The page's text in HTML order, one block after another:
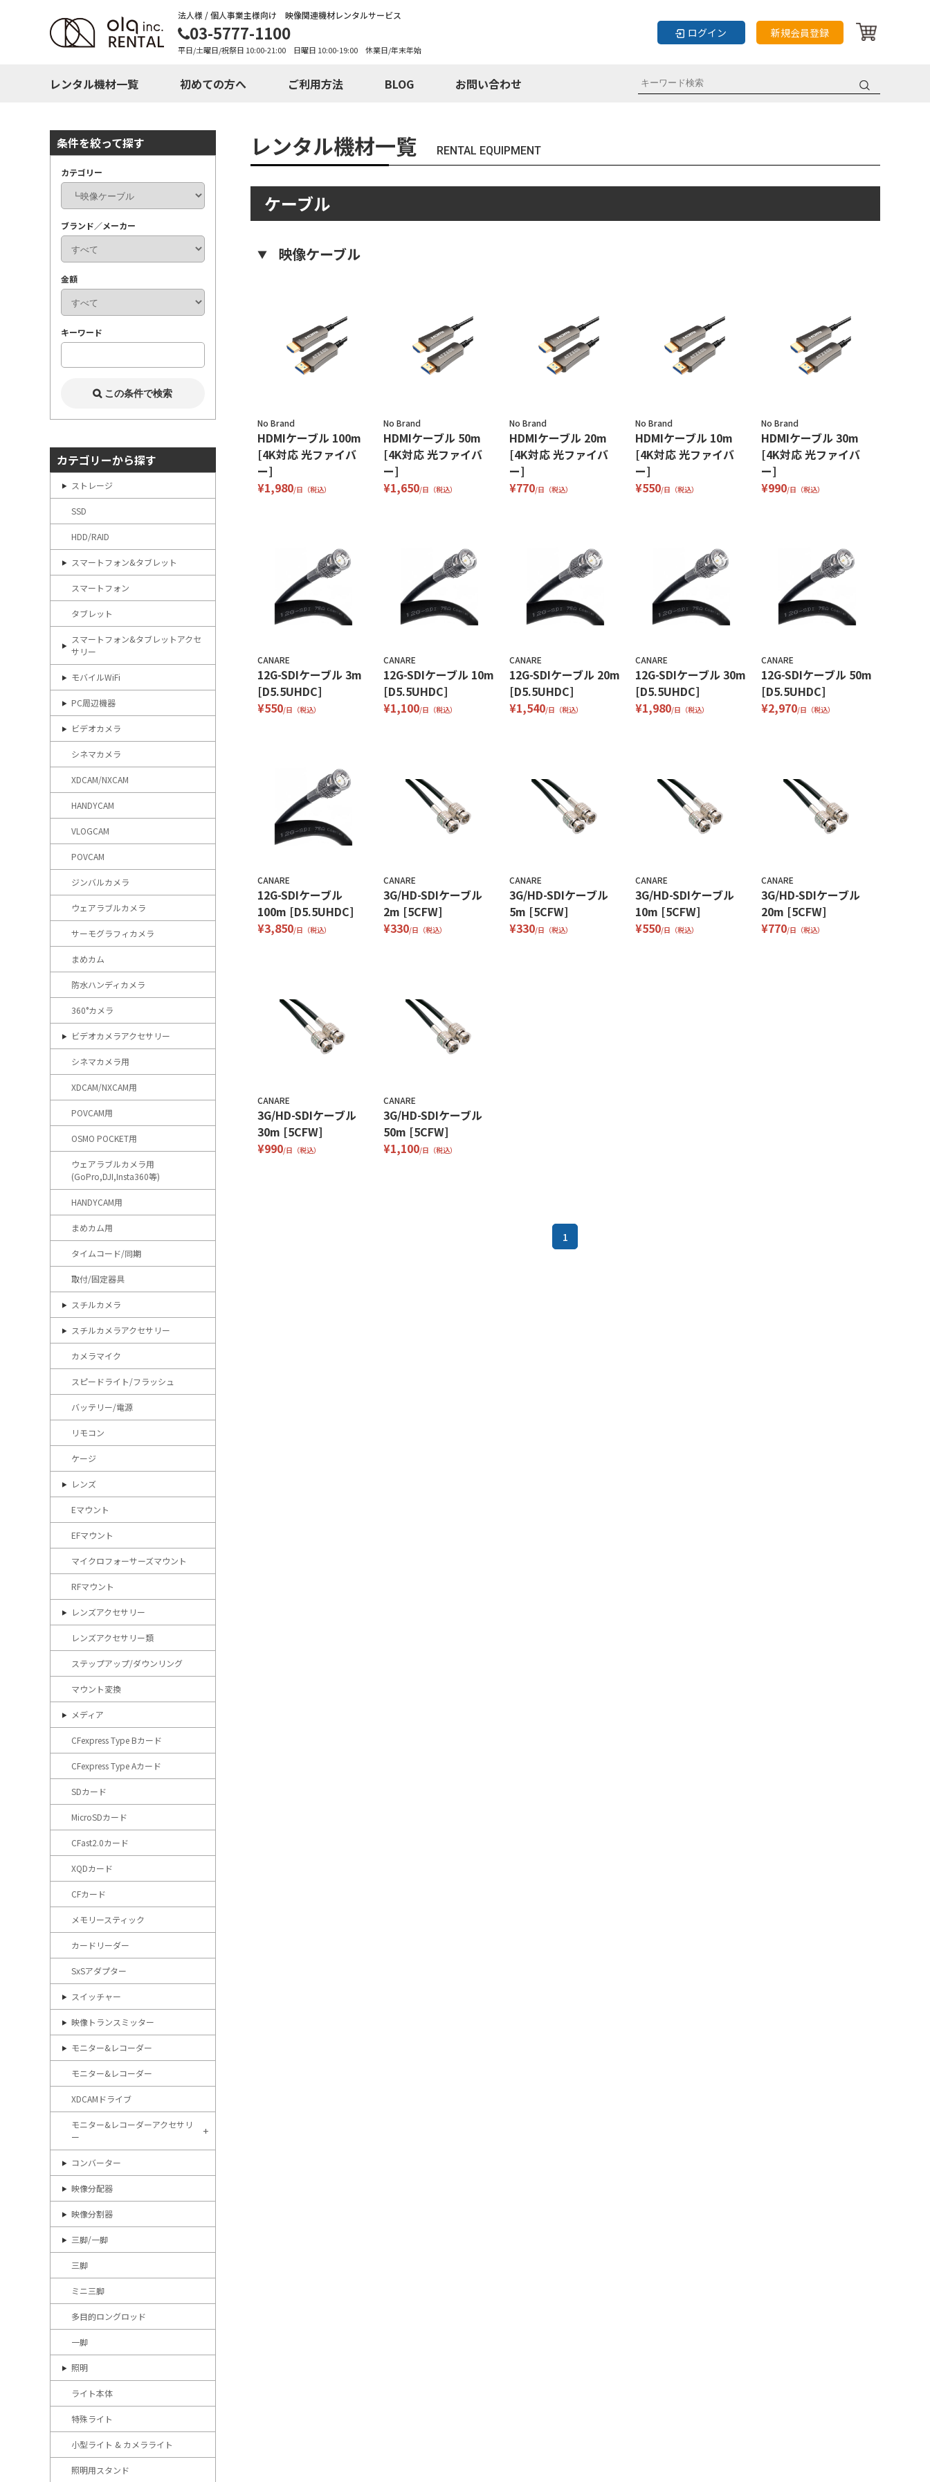
法人様 / 個人事業主様向け 映像関連機材レンタルサービス
03-5777-1100
平日/土曜日/祝祭日 10:00-21:00 日曜日 10:00-19:00 休業日/年末年始
ログイン 新規会員登録
レンタル機材一覧 初めての方へ ご利用方法 BLOG お問い合わせ
レンタル機材一覧 RENTAL EQUIPMENT
ケーブル
映像ケーブル
No Brand
HDMIケーブル 100m
[4K対応 光ファイバ
ー]
¥1,980/日（税込）
No Brand
HDMIケーブル 50m
[4K対応 光ファイバ
ー]
¥1,650/日（税込）
No Brand
HDMIケーブル 20m
[4K対応 光ファイバ
ー]
¥770/日（税込）
No Brand
HDMIケーブル 10m
[4K対応 光ファイバ
ー]
¥550/日（税込）
No Brand
HDMIケーブル 30m
[4K対応 光ファイバ
ー]
¥990/日（税込）
CANARE
12G-SDIケーブル 3m
[D5.5UHDC]
¥550/日（税込）
CANARE
12G-SDIケーブル 10m
[D5.5UHDC]
¥1,100/日（税込）
CANARE
12G-SDIケーブル 20m
[D5.5UHDC]
¥1,540/日（税込）
CANARE
12G-SDIケーブル 30m
[D5.5UHDC]
¥1,980/日（税込）
CANARE
12G-SDIケーブル 50m
[D5.5UHDC]
¥2,970/日（税込）
CANARE
12G-SDIケーブル
100m [D5.5UHDC]
¥3,850/日（税込）
CANARE
3G/HD-SDIケーブル
2m [5CFW]
¥330/日（税込）
CANARE
3G/HD-SDIケーブル
5m [5CFW]
¥330/日（税込）
CANARE
3G/HD-SDIケーブル
10m [5CFW]
¥550/日（税込）
CANARE
3G/HD-SDIケーブル
20m [5CFW]
¥770/日（税込）
CANARE
3G/HD-SDIケーブル
30m [5CFW]
¥990/日（税込）
CANARE
3G/HD-SDIケーブル
50m [5CFW]
¥1,100/日（税込）
1
条件を絞って探す
カテゴリー
ブランド／メーカー
金額
キーワード
カテゴリーから探す
ストレージ
SSD
HDD/RAID
スマートフォン&タブレット
スマートフォン
タブレット
スマートフォン&タブレットアクセ
サリー
モバイルWiFi
PC周辺機器
ビデオカメラ
シネマカメラ
XDCAM/NXCAM
HANDYCAM
VLOGCAM
POVCAM
ジンバルカメラ
ウェアラブルカメラ
サーモグラフィカメラ
まめカム
防水ハンディカメラ
360°カメラ
ビデオカメラアクセサリー
シネマカメラ用
XDCAM/NXCAM用
POVCAM用
OSMO POCKET用
ウェアラブルカメラ用
(GoPro,DJI,Insta360等)
HANDYCAM用
まめカム用
タイムコード/同期
取付/固定器具
スチルカメラ
スチルカメラアクセサリー
カメラマイク
スピードライト/フラッシュ
バッテリー/電源
リモコン
ケージ
レンズ
Eマウント
EFマウント
マイクロフォーサーズマウント
RFマウント
レンズアクセサリー
レンズアクセサリー類
ステップアップ/ダウンリング
マウント変換
メディア
CFexpress Type Bカード
CFexpress Type Aカード
SDカード
MicroSDカード
CFast2.0カード
XQDカード
CFカード
メモリースティック
カードリーダー
SxSアダプター
スイッチャー
映像トランスミッター
モニター&レコーダー
モニター&レコーダー
XDCAMドライブ
モニター&レコーダーアクセサリ
ー
コンバーター
映像分配器
映像分割器
三脚/一脚
三脚
ミニ三脚
多目的ロングロッド
一脚
照明
ライト本体
特殊ライト
小型ライト & カメラライト
照明用スタンド